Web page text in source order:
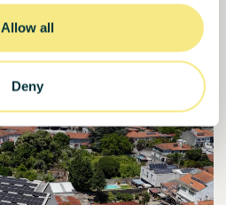
Allow all
Deny
target